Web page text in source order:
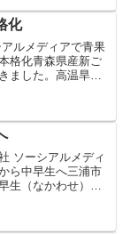
荷されます。美味
化
ルメディアで青果
格化青森県産新ご
ました。高温旱魃
産...
ソーシアルメディ
ら中早生へ三浦市
生（なかわせ）に